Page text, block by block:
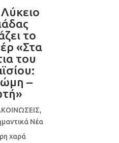
το
«Στα
του
–
,
Νέα
χαρά